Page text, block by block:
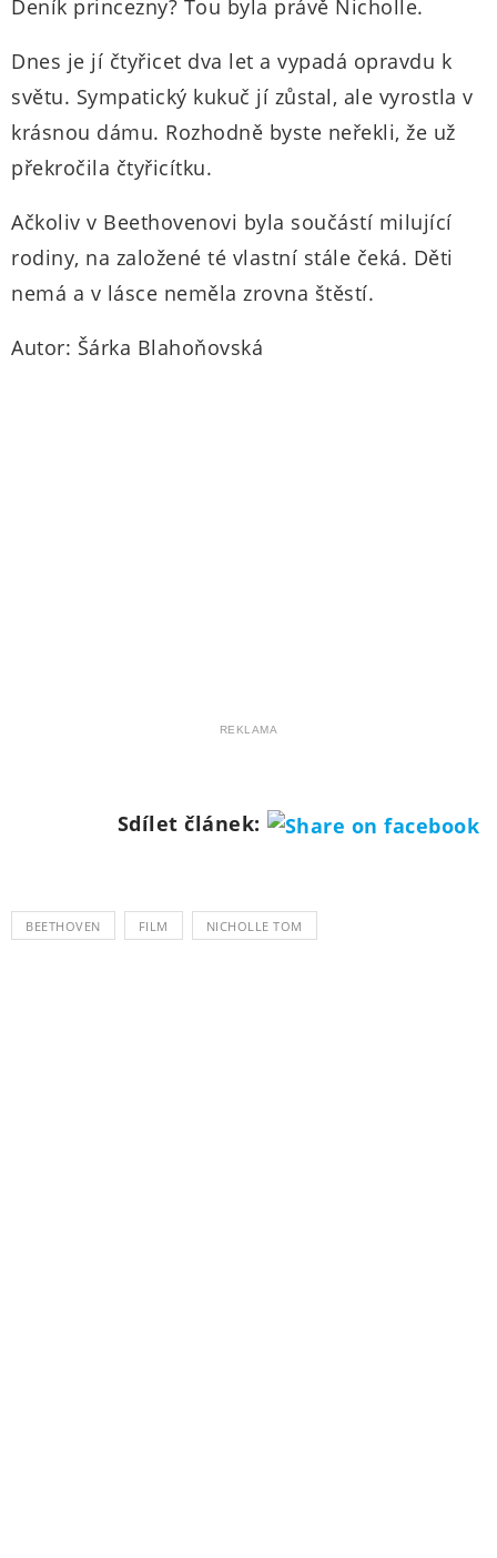
Deník princezny? Tou byla právě Nicholle.
Dnes je jí čtyřicet dva let a vypadá opravdu k
světu. Sympatický kukuč jí zůstal, ale vyrostla v
krásnou dámu. Rozhodně byste neřekli, že už
překročila čtyřicítku.
Ačkoliv v Beethovenovi byla součástí milující
rodiny, na založené té vlastní stále čeká. Děti
nemá a v lásce neměla zrovna štěstí.
Autor: Šárka Blahoňovská
REKLAMA
Sdílet článek:
BEETHOVEN FILM NICHOLLE TOM